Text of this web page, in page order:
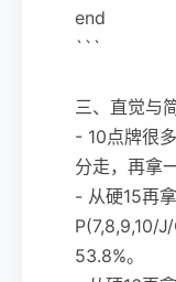
end
```
三、直觉与
- 10点牌很
分走，再拿
- 从硬15再
P(7,8,9,10/
53.8%。